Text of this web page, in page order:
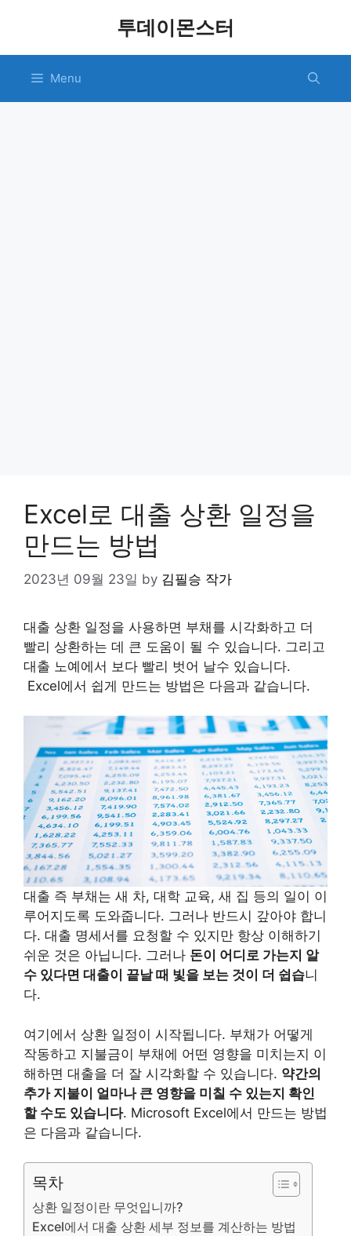
투데이몬스터
Menu
Excel로 대출 상환 일정을
만드는 방법
2023년 09월 23일 by 김필승 작가
대출 상환 일정을 사용하면 부채를 시각화하고 더
빨리 상환하는 데 큰 도움이 될 수 있습니다. 그리고
대출 노예에서 보다 빨리 벗어 날수 있습니다.
Excel에서 쉽게 만드는 방법은 다음과 같습니다.
대출 즉 부채는 새 차, 대학 교육, 새 집 등의 일이 이
루어지도록 도와줍니다. 그러나 반드시 갚아야 합니
다. 대출 명세서를 요청할 수 있지만 항상 이해하기
쉬운 것은 아닙니다. 그러나 돈이 어디로 가는지 알
수 있다면 대출이 끝날 때 빛을 보는 것이 더 쉽습니
다.
여기에서 상환 일정이 시작됩니다. 부채가 어떻게
작동하고 지불금이 부채에 어떤 영향을 미치는지 이
해하면 대출을 더 잘 시각화할 수 있습니다. 약간의
추가 지불이 얼마나 큰 영향을 미칠 수 있는지 확인
할 수도 있습니다. Microsoft Excel에서 만드는 방법
은 다음과 같습니다.
목차
상환 일정이란 무엇입니까?
Excel에서 대출 상환 세부 정보를 계산하는 방법